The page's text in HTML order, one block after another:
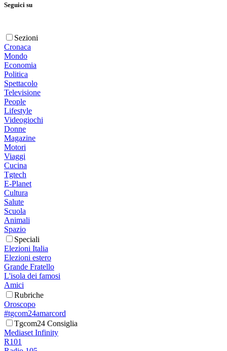
Seguici su
Sezioni
Cronaca
Mondo
Economia
Politica
Spettacolo
Televisione
People
Lifestyle
Videogiochi
Donne
Magazine
Motori
Viaggi
Cucina
Tgtech
E-Planet
Cultura
Salute
Scuola
Animali
Spazio
Speciali
Elezioni Italia
Elezioni estero
Grande Fratello
L'isola dei famosi
Amici
Rubriche
Oroscopo
#tgcom24amarcord
Tgcom24 Consiglia
Mediaset Infinity
R101